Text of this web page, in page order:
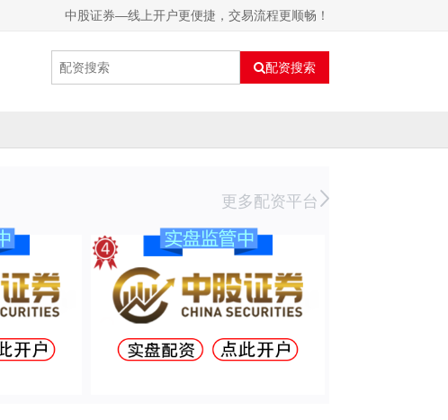
中股证券—线上开户更便捷，交易流程更顺畅！
配资搜索
更多配资平台